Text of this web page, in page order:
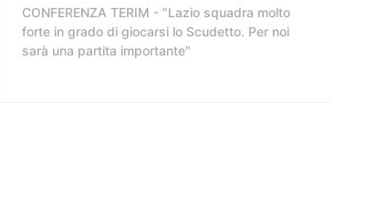
CONFERENZA TERIM - "Lazio squadra molto
forte in grado di giocarsi lo Scudetto. Per noi
sarà una partita importante"